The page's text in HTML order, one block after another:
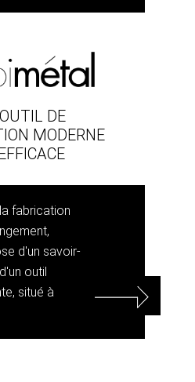
DE
MODERNE
fabrication
d'un savoir-
outil
situé à